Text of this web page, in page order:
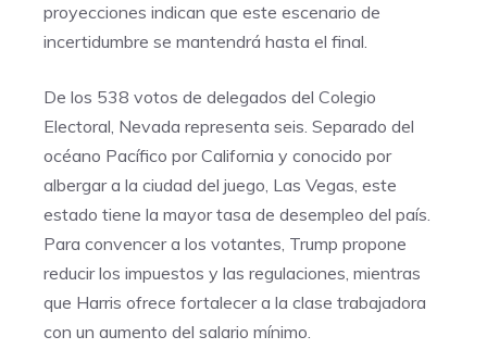
proyecciones indican que este escenario de
incertidumbre se mantendrá hasta el final.
De los 538 votos de delegados del Colegio
Electoral, Nevada representa seis. Separado del
océano Pacífico por California y conocido por
albergar a la ciudad del juego, Las Vegas, este
estado tiene la mayor tasa de desempleo del país.
Para convencer a los votantes, Trump propone
reducir los impuestos y las regulaciones, mientras
que Harris ofrece fortalecer a la clase trabajadora
con un aumento del salario mínimo.